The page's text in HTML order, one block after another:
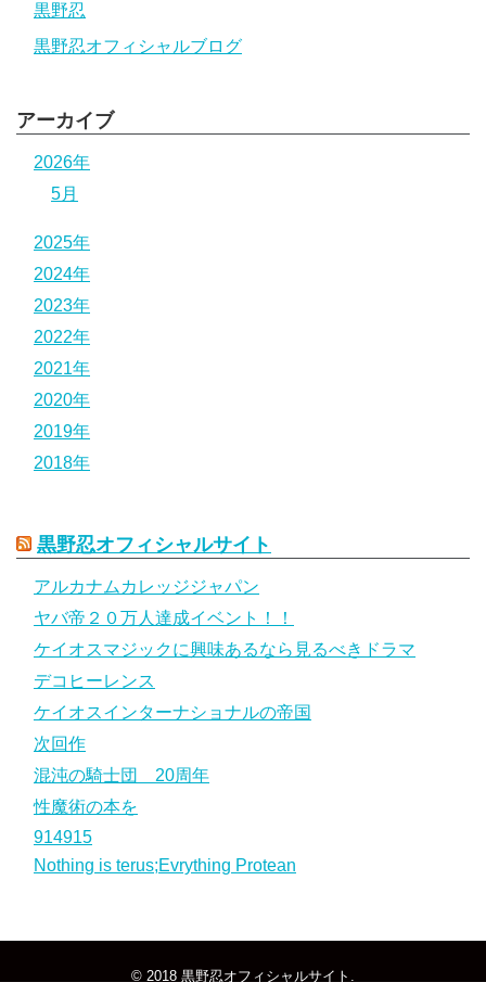
黒野忍
黒野忍オフィシャルブログ
アーカイブ
2026年
5月
2025年
2024年
2023年
2022年
2021年
2020年
2019年
2018年
黒野忍オフィシャルサイト
アルカナムカレッジジャパン
ヤバ帝２０万人達成イベント！！
ケイオスマジックに興味あるなら見るべきドラマ
デコヒーレンス
ケイオスインターナショナルの帝国
次回作
混沌の騎士団 20周年
性魔術の本を
914915
Nothing is terus;Evrything Protean
© 2018 黒野忍オフィシャルサイト .